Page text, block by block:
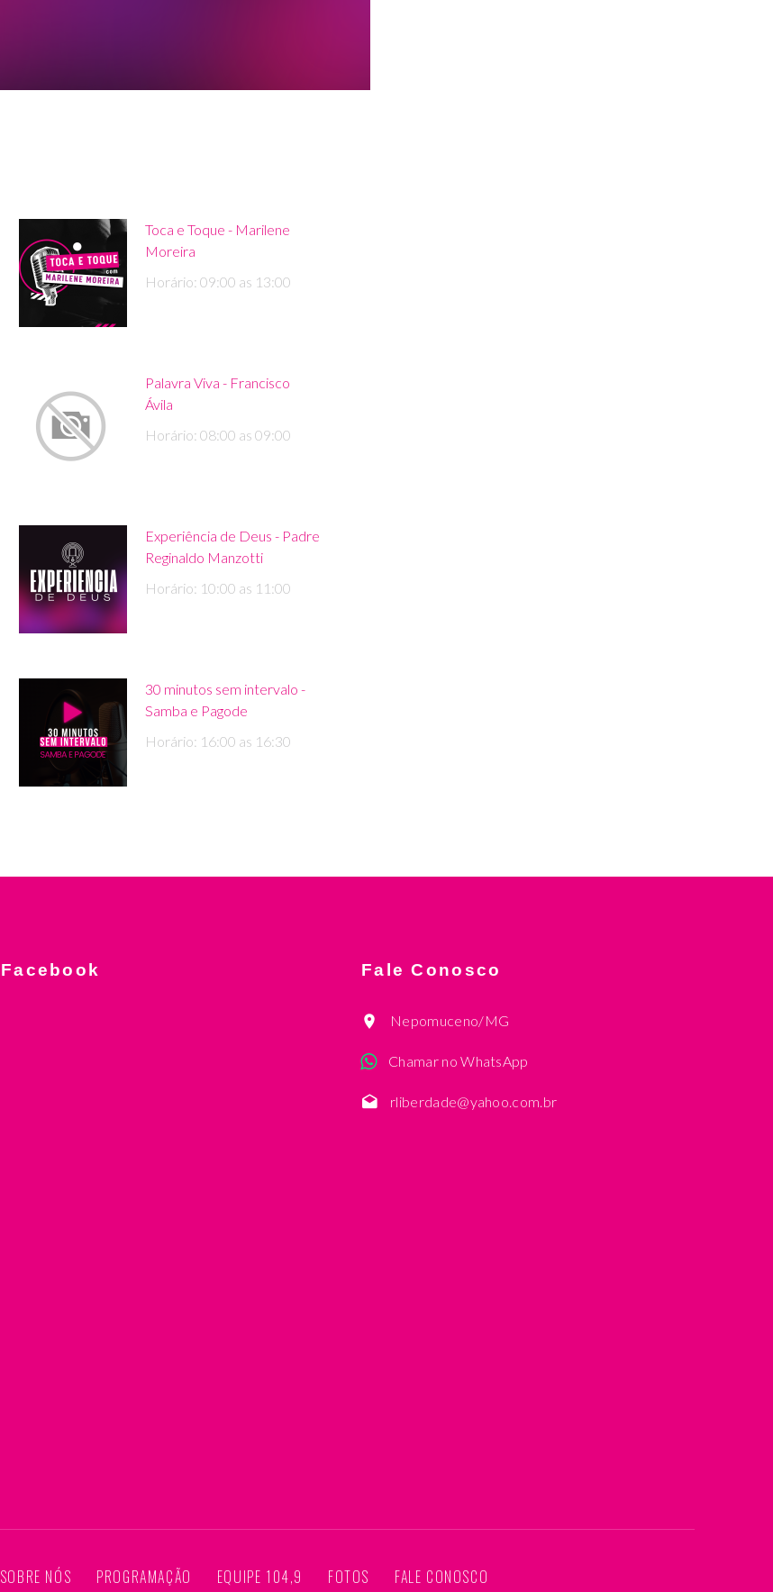
Toca e Toque - Marilene
Moreira
Horário: 09:00 as 13:00
Palavra Viva - Francisco
Ávila
Horário: 08:00 as 09:00
Experiência de Deus - Padre
Reginaldo Manzotti
Horário: 10:00 as 11:00
30 minutos sem intervalo -
Samba e Pagode
Horário: 16:00 as 16:30
Facebook Fale Conosco
Nepomuceno/MG
Chamar no WhatsApp
rliberdade@yahoo.com.br
SOBRE NÓS PROGRAMAÇÃO EQUIPE 104,9 FOTOS FALE CONOSCO